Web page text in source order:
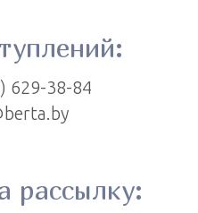
629-38-84
рассылку: